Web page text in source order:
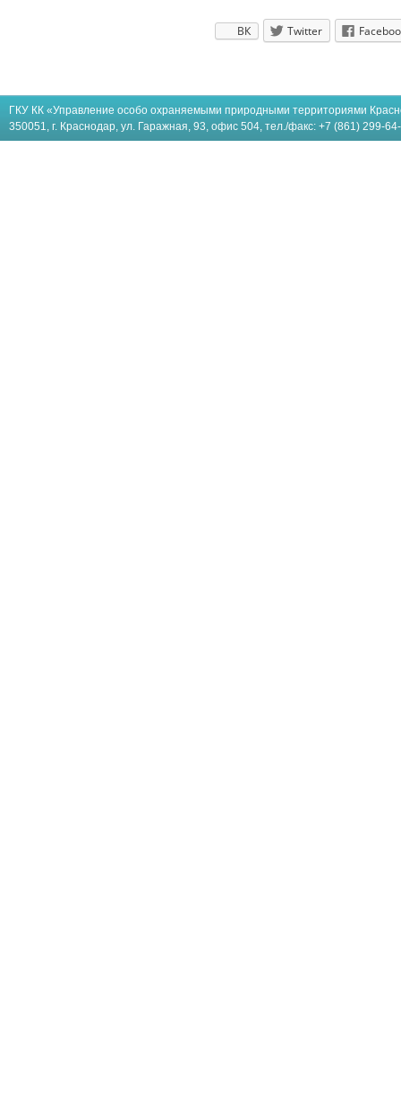
ВК Twitter
ГКУ КК «Управление особо охраняемыми природными территориями
350051, г. Краснодар, ул. Гаражная, 93, офис 504, тел./факс: +7 (861) 299-